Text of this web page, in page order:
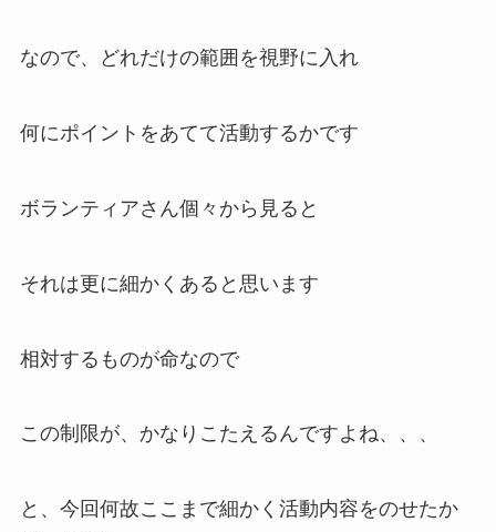
なので、どれだけの範囲を視野に入れ
何にポイントをあてて活動するかです
ボランティアさん個々から見ると
それは更に細かくあると思います
相対するものが命なので
この制限が、かなりこたえるんですよね、、、
と、今回何故ここまで細かく活動内容をのせたか